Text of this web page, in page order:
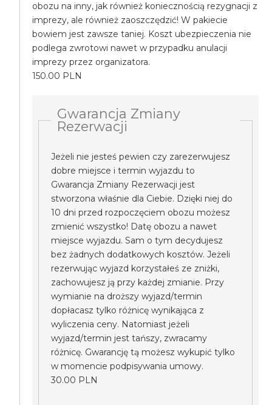
obozu na inny, jak również koniecznością rezygnacji z
imprezy, ale również zaoszczędzić! W pakiecie
bowiem jest zawsze taniej. Koszt ubezpieczenia nie
podlega zwrotowi nawet w przypadku anulacji
imprezy przez organizatora.
150.00 PLN
Gwarancja Zmiany
Rezerwacji
Jeżeli nie jesteś pewien czy zarezerwujesz
dobre miejsce i termin wyjazdu to
Gwarancja Zmiany Rezerwacji jest
stworzona właśnie dla Ciebie. Dzięki niej do
10 dni przed rozpoczęciem obozu możesz
zmienić wszystko! Datę obozu a nawet
miejsce wyjazdu. Sam o tym decydujesz
bez żadnych dodatkowych kosztów. Jeżeli
rezerwując wyjazd korzystałeś ze zniżki,
zachowujesz ją przy każdej zmianie. Przy
wymianie na droższy wyjazd/termin
dopłacasz tylko różnicę wynikająca z
wyliczenia ceny. Natomiast jeżeli
wyjazd/termin jest tańszy, zwracamy
różnicę. Gwarancję tą możesz wykupić tylko
w momencie podpisywania umowy.
30.00 PLN